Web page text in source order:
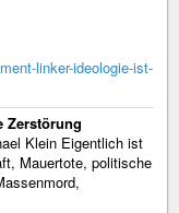
linker-ideologie-ist-
Zerstörung
Klein Eigentlich ist
Mauertote, politische